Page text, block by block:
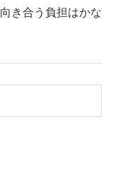
き合う負担はかな